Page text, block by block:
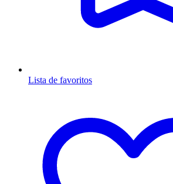
Lista de favoritos